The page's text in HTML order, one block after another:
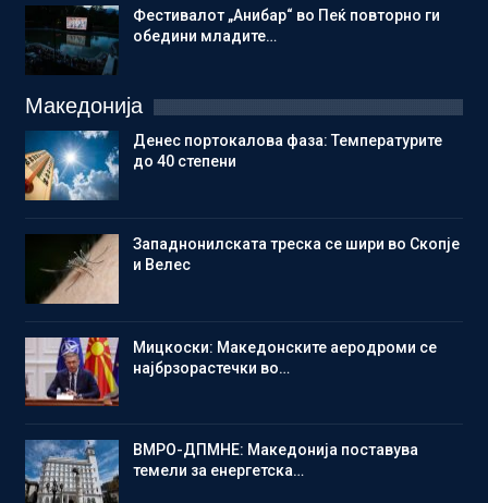
Фестивалот „Анибар“ во Пеќ повторно ги
обедини младите…
Македонија
Денес портокалова фаза: Температурите
до 40 степени
Западнонилската треска се шири во Скопје
и Велес
Мицкоски: Македонските аеродроми се
најбрзорастечки во…
ВМРО-ДПМНЕ: Македонија поставува
темели за енергетска…